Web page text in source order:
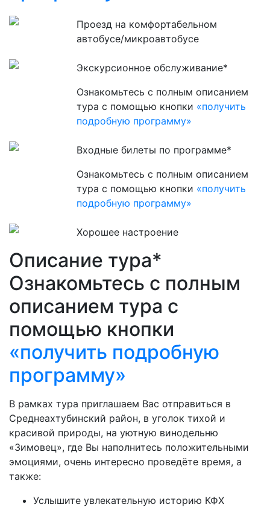
Проезд на комфортабельном
автобусе/микроавтобусе
Экскурсионное обслуживание*
Ознакомьтесь с полным описанием
тура с помощью кнопки «получить
подробную программу»
Входные билеты по программе*
Ознакомьтесь с полным описанием
тура с помощью кнопки «получить
подробную программу»
Хорошее настроение
Описание тура*
Ознакомьтесь с полным
описанием тура с
помощью кнопки
«получить подробную
программу»
В рамках тура приглашаем Вас отправиться в
Среднеахтубинский район, в уголок тихой и
красивой природы, на уютную винодельню
«Зимовец», где Вы наполнитесь положительными
эмоциями, очень интересно проведёте время, а
также:
Услышите увлекательную историю КФХ